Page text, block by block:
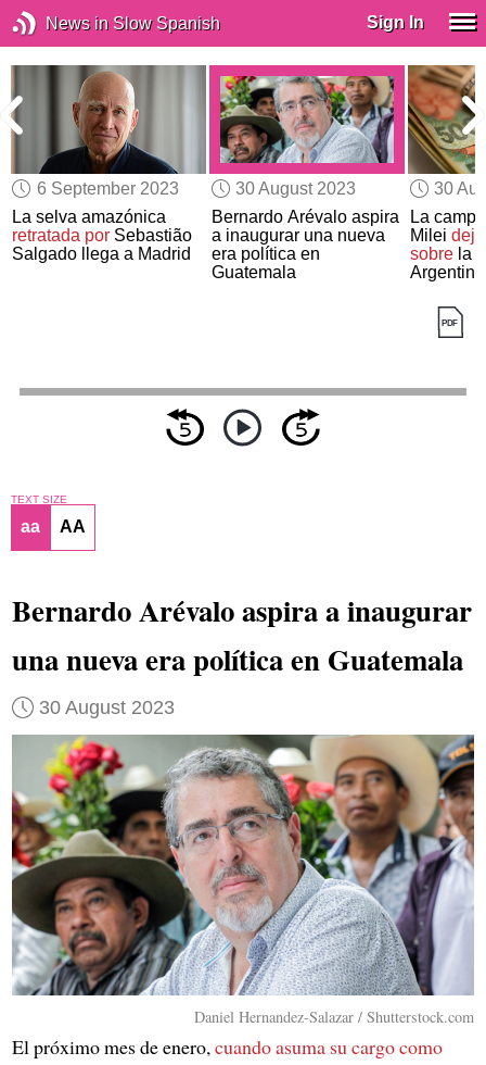
News in Slow Spanish Sign In
6 September 2023
La selva amazónica
retratada por Sebastião
Salgado llega a Madrid
30 August 2023
Bernardo Arévalo aspira
a inaugurar una nueva
era política en
Guatemala
30
La
Milei
sobrela
Argentina
TEXT SIZE
aa AA
Bernardo Arévalo aspira a inaugurar
una nueva era política en Guatemala
30 August 2023
Daniel Hernandez-Salazar / Shutterstock.com
El próximo mes de enero,cuando asuma su cargo como